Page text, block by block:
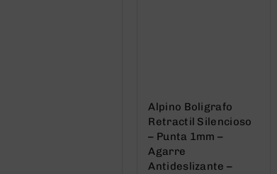
Alpino Boligrafo
Retractil Silencioso
– Punta 1mm –
Agarre
Antideslizante –